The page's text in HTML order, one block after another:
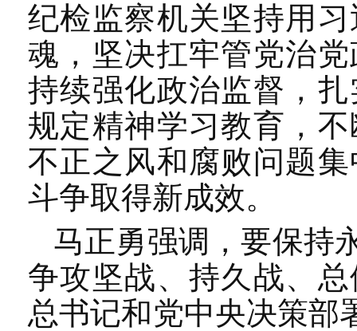
纪检监察机关坚持用
魂，坚决扛牢管党治
持续强化政治监督，
规定精神学习教育，
不正之风和腐败问题
斗争取得新成效。
马正勇强调，要保持
争攻坚战、持久战、
总书记和党中央决策部